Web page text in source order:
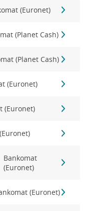
(Euronet)
(Planet Cash)
(Planet Cash)
(Euronet)
(Euronet)
Bankomat
(Euronet)
(Euronet)